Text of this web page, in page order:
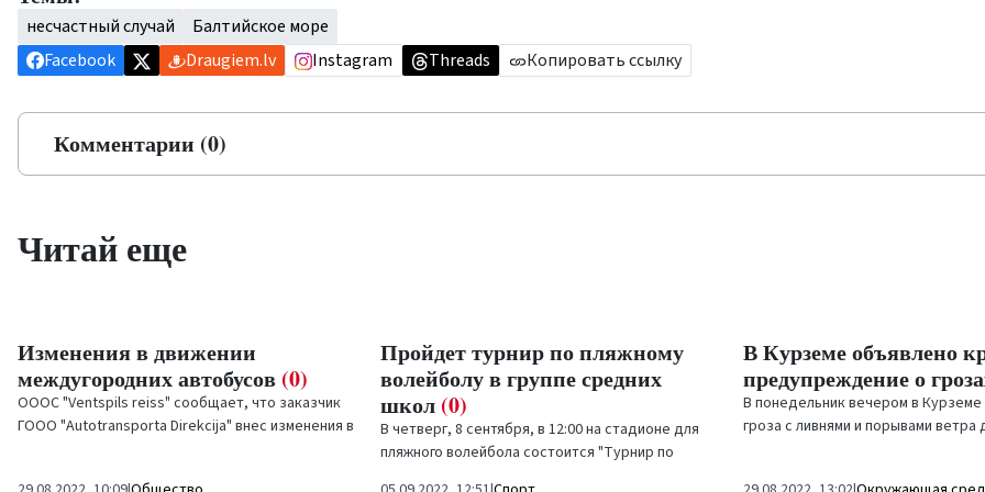
несчастный случай
Балтийское море
Facebook
Draugiem.lv Instagram Threads Копировать ссылку
Комментарии (0)
Читай еще
Изменения в движении
междугородних автобусов (0)
ОООС "Ventspils reiss" сообщает, что заказчик
ГООО "Autotransporta Direkcija" внес изменения в
Пройдет турнир по пляжному
волейболу в группе средних
школ (0)
В четверг, 8 сентября, в 12:00 на стадионе для
пляжного волейбола состоится "Турнир по
В Курземе объявлено
предупреждение о
В понедельник вечером в
гроза с ливнями и порывами ветра